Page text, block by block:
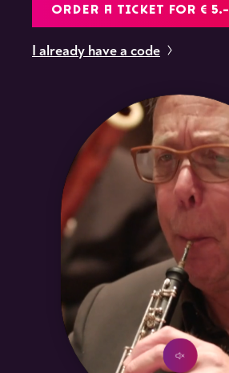
ORDER A TICKET FOR € 5.-
I already have a code